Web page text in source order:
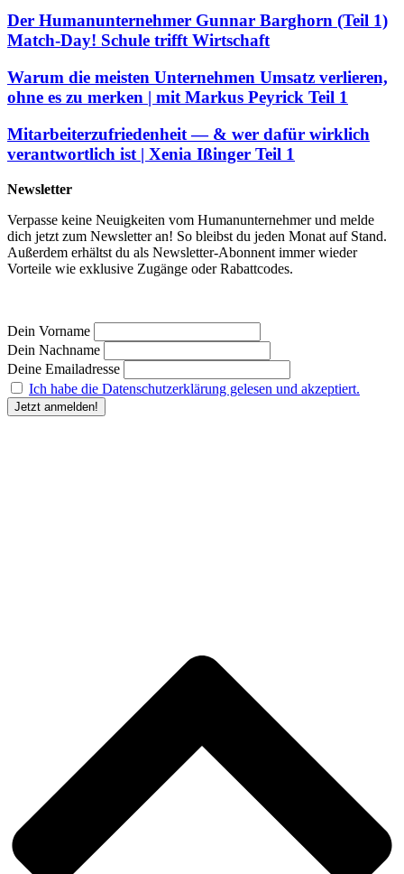
Der Humanunternehmer Gunnar Barghorn (Teil 1)
Match-Day! Schule trifft Wirtschaft
Warum die meisten Unternehmen Umsatz verlieren,
ohne es zu merken | mit Markus Peyrick Teil 1
Mitarbeiterzufriedenheit — & wer dafür wirklich
verantwortlich ist | Xenia Ißinger Teil 1
Newsletter
Verpasse keine Neuigkeiten vom Humanunternehmer und melde
dich jetzt zum Newsletter an! So bleibst du jeden Monat auf Stand.
Außerdem erhältst du als Newsletter-Abonnent immer wieder
Vorteile wie exklusive Zugänge oder Rabattcodes.
Dein Vorname
Dein Nachname
Deine Emailadresse
Ich habe die Datenschutzerklärung gelesen und akzeptiert.